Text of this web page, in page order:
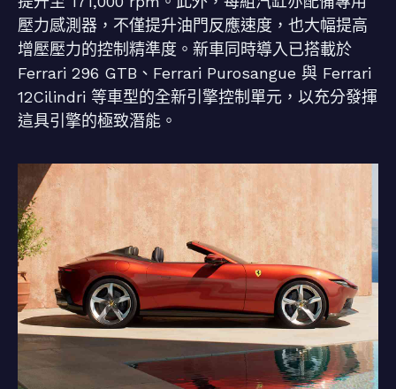
壓力感測器，不僅提升油門反應速度，也大幅提高
增壓壓力的控制精準度。新車同時導入已搭載於
Ferrari 296 GTB、Ferrari Purosangue 與 Ferrari
12Cilindri 等車型的全新引擎控制單元，以充分發揮
這具引擎的極致潛能。